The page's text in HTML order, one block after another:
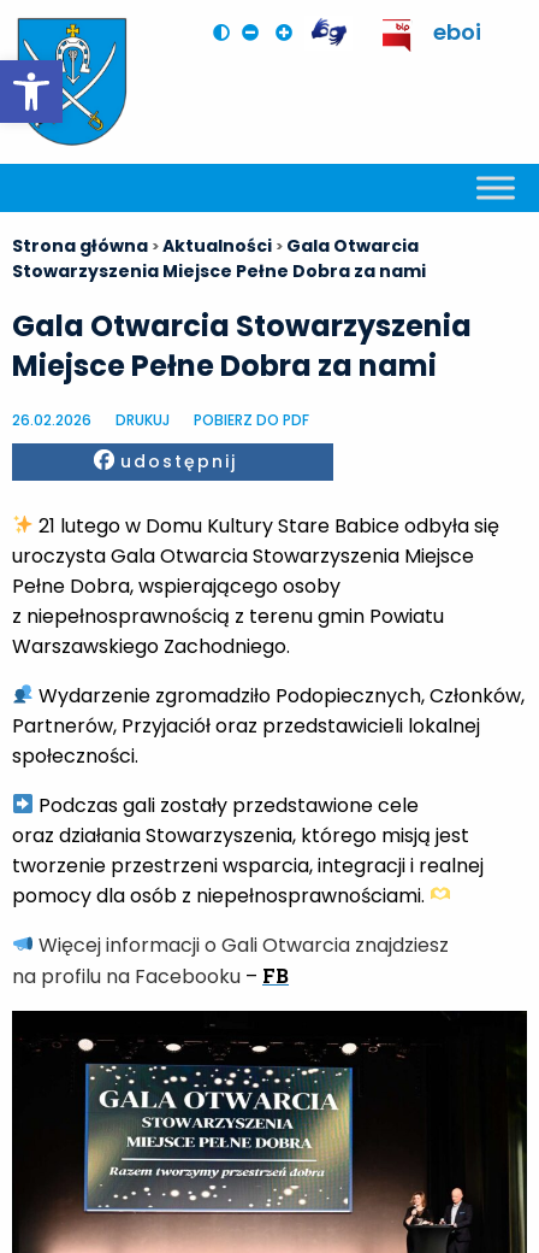
Otwórz pasek narzędzi
eboi
Strona główna >Aktualności > Gala Otwarcia
Stowarzyszenia Miejsce Pełne Dobra za nami
Gala Otwarcia Stowarzyszenia
Miejsce Pełne Dobra za nami
26.02.2026 DRUKUJ POBIERZ DO PDF
Facebook
udostępnij
21 lutego w Domu Kultury Stare Babice odbyła się
uroczysta Gala Otwarcia Stowarzyszenia Miejsce
Pełne Dobra, wspierającego osoby
z niepełnosprawnością z terenu gmin Powiatu
Warszawskiego Zachodniego.
Wydarzenie zgromadziło Podopiecznych, Członków,
Partnerów, Przyjaciół oraz przedstawicieli lokalnej
społeczności.
Podczas gali zostały przedstawione cele
oraz działania Stowarzyszenia, którego misją jest
tworzenie przestrzeni wsparcia, integracji i realnej
pomocy dla osób z niepełnosprawnościami.
Więcej informacji o Gali Otwarcia znajdziesz
na profilu na Facebooku – FB